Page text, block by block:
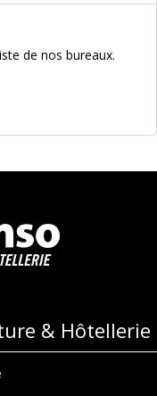
de nos bureaux.
& Hôtellerie